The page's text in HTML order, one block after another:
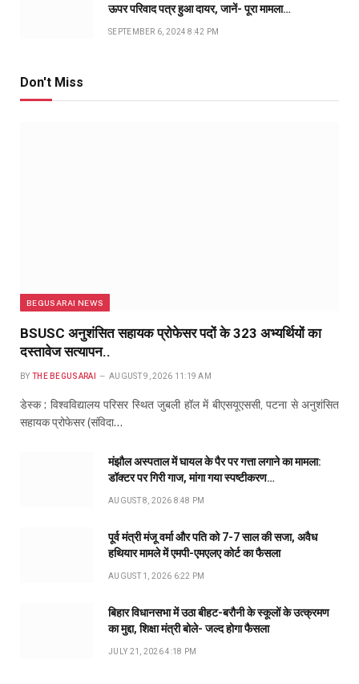
ऊपर परिवाद पत्र हुआ दायर, जानें- पूरा मामला…
SEPTEMBER 6, 2024 8:42 PM
Don't Miss
BEGUSARAI NEWS
BSUSC अनुशंसित सहायक प्रोफेसर पदों के 323 अभ्यर्थियों का
दस्तावेज सत्यापन..
BY THE BEGUSARAI AUGUST 9, 2026 11:19 AM
डेस्क : विश्वविद्यालय परिसर स्थित जुबली हॉल में बीएसयूएससी, पटना से अनुशंसित
सहायक प्रोफेसर (संविदा…
मंझौल अस्पताल में घायल के पैर पर गत्ता लगाने का मामला:
डॉक्टर पर गिरी गाज, मांगा गया स्पष्टीकरण…
AUGUST 8, 2026 8:48 PM
पूर्व मंत्री मंजू वर्मा और पति को 7-7 साल की सजा, अवैध
हथियार मामले में एमपी-एमएलए कोर्ट का फैसला
AUGUST 1, 2026 6:22 PM
बिहार विधानसभा में उठा बीहट-बरौनी के स्कूलों के उत्क्रमण
का मुद्दा, शिक्षा मंत्री बोले- जल्द होगा फैसला
JULY 21, 2026 4:18 PM